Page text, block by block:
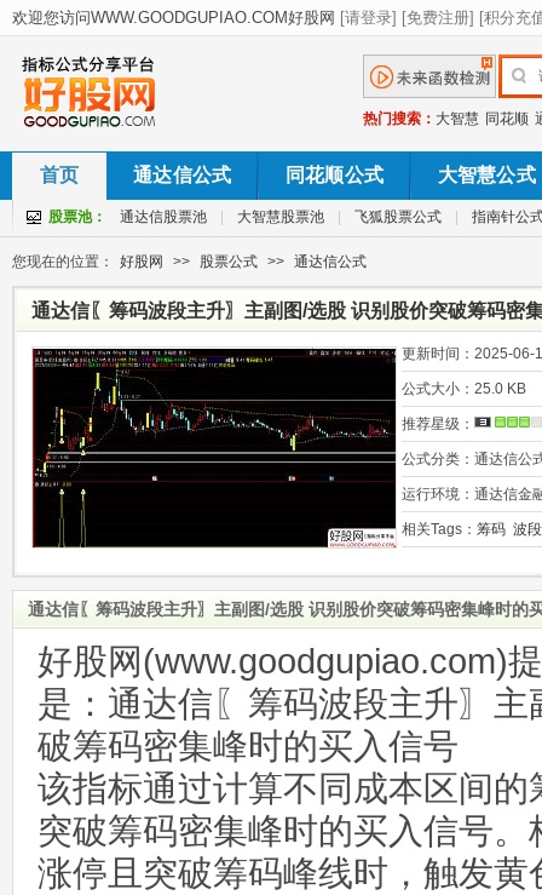
热门搜索： 大智慧 同花顺
首页 通达信公式 同花顺公式 大智慧公式
股票池： 通达信股票池 大智慧股票池 飞狐股票公式 指南针公
您现在的位置： 好股网 >> 股票公式 >> 通达信公式
通达信〖筹码波段主升〗主副图/选股 识别股价突破筹码密
更新时间： 2025-06-
公式大小： 25.0 KB
推荐星级：
公式分类： 通达信公
运行环境： 通达信金
相关Tags： 筹码 波
通达信〖筹码波段主升〗主副图/选股 识别股价突破筹码密集峰时的
好股网(www.goodgupiao.com)
是：通达信〖筹码波段主升〗
破筹码密集峰时的买入信号
该指标通过计算不同成本区间
突破筹码密集峰时的买入信号
涨停且突破筹码峰线时，触发黄